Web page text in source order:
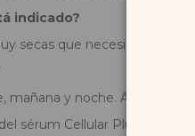
indicado?
secas que necesitan un
mañana y noche. Aplicar
sérum Cellular Plus para